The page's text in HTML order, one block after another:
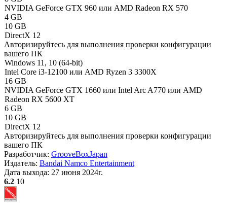
NVIDIA GeForce GTX 960 или AMD Radeon RX 570
4 GB
10 GB
DirectX 12
Авторизируйтесь для выполнения проверки конфигурации
вашего ПК
Windows 11, 10 (64-bit)
Intel Core i3-12100 или AMD Ryzen 3 3300X
16 GB
NVIDIA GeForce GTX 1660 или Intel Arc A770 или AMD
Radeon RX 5600 XT
6 GB
10 GB
DirectX 12
Авторизируйтесь для выполнения проверки конфигурации
вашего ПК
Разработчик: GrooveBoxJapan
Издатель: Bandai Namco Entertainment
Дата выхода: 27 июня 2024г.
6.2 10